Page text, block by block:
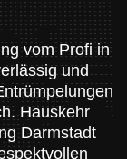
vom Profi in
und
Hauskehr
Darmstadt